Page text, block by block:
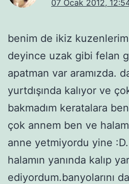
07 Ocak 2012,
benim de ikiz
deyince uzak gibi felan
apatman var aramızda.
yurtdışında kalıyor ve
bakmadım keratalara
çok annem ben ve
anne yetmiyordu yine
halamın yanında kalıp
ediyordum.banyolarını